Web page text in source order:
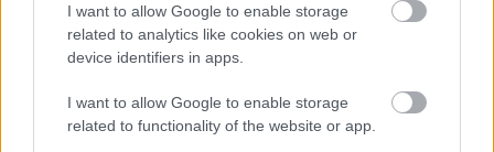
I want to allow Google to enable storage
related to analytics like cookies on web or
device identifiers in apps.
I want to allow Google to enable storage
related to functionality of the website or app.
SMARTZILLARBR Magyar Bajnokság - Pécs Rally
szervezésében a 2024-es Pécs Rally az
idei virtuális rally bajnokság egyik ...